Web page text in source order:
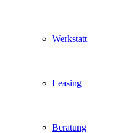
Werkstatt
Leasing
Beratung